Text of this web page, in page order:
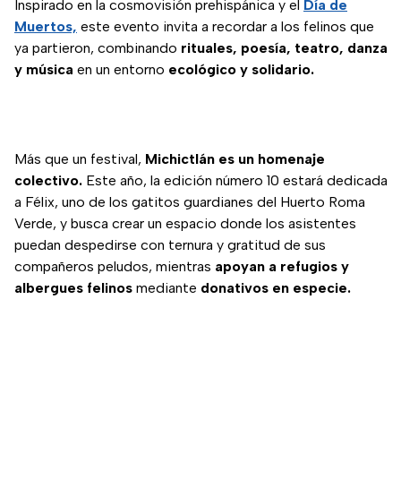
Inspirado en la cosmovisión prehispánica y el Día de
Muertos, este evento invita a recordar a los felinos que
ya partieron, combinando rituales, poesía, teatro, danza
y música en un entorno ecológico y solidario.
Más que un festival, Michictlán es un homenaje
colectivo. Este año, la edición número 10 estará dedicada
a Félix, uno de los gatitos guardianes del Huerto Roma
Verde, y busca crear un espacio donde los asistentes
puedan despedirse con ternura y gratitud de sus
compañeros peludos, mientras apoyan a refugios y
albergues felinos mediante donativos en especie.